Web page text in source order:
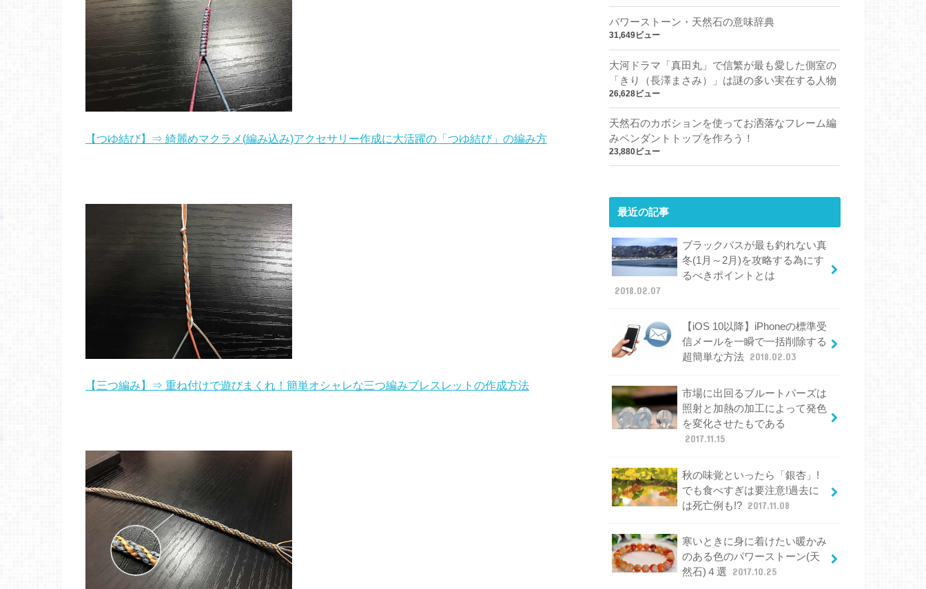
【つゆ結び】⇒ 綺麗めマクラメ(編み込み)アクセサリー作成に大活躍の「つゆ結び」の編み方
【三つ編み】⇒ 重ね付けで遊びまくれ！簡単オシャレな三つ編みブレスレットの作成方法
パワーストーン・天然石の意味辞典
31,649ビュー
大河ドラマ「真田丸」で信繁が最も愛した側室の
「きり（長澤まさみ）」は謎の多い実在する人物
26,628ビュー
天然石のカボションを使ってお洒落なフレーム編
みペンダントトップを作ろう！
23,880ビュー
最近の記事
ブラックバスが最も釣れない真
冬(1月～2月)を攻略する為にす
るべきポイントとは
2018.02.07
【iOS 10以降】iPhoneの標準受
信メールを一瞬で一括削除する
超簡単な方法 2018.02.03
市場に出回るブルートパーズは
照射と加熱の加工によって発色
を変化させたもである
2017.11.15
秋の味覚といったら「銀杏」!
でも食べすぎは要注意!過去に
は死亡例も!? 2017.11.08
寒いときに身に着けたい暖かみ
のある色のパワーストーン(天
然石)４選
2017.10.25